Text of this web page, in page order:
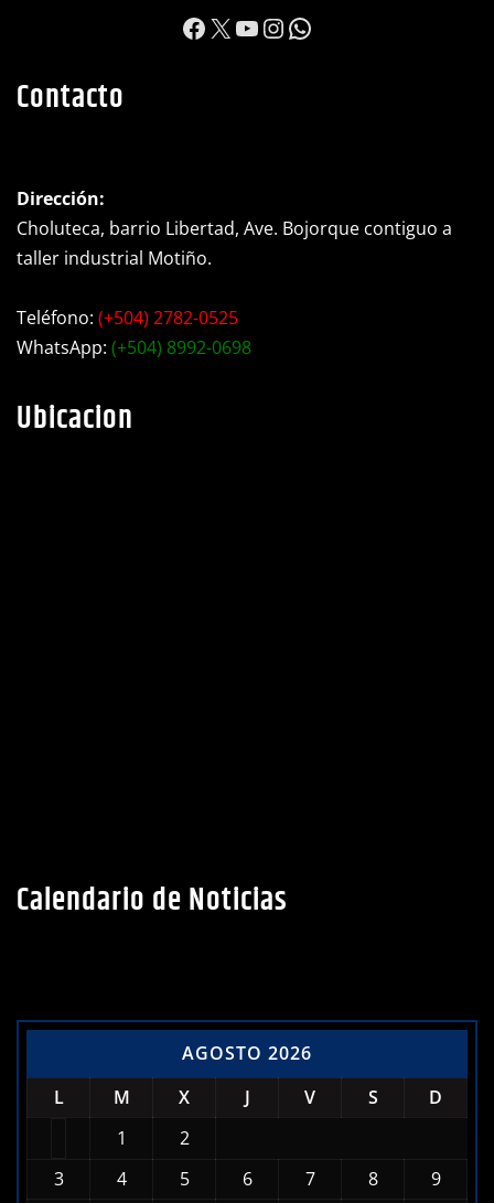
https://
X YouTube
Instagram
WhatsApp
Contacto
Dirección:
Choluteca, barrio Libertad, Ave. Bojorque contiguo a
taller industrial Motiño.
Teléfono: (+504) 2782-0525
WhatsApp: (+504) 8992-0698
Ubicacion
Calendario de Noticias
AGOSTO 2026
L
M X J V S
D
1
2
3
4 5 6 7 8 9